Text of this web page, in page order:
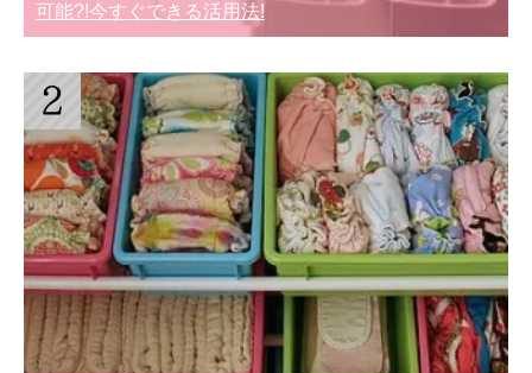
可能?!今すぐできる活用法!